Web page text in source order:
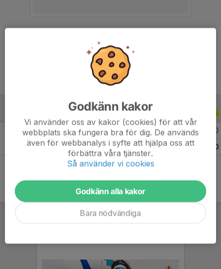
28 år
ALLA ÅR
2026 1 0 0 0
Totalt 1 0 0
Godkänn kakor
Vi använder oss av kakor (cookies) för att vår
webbplats ska fungera bra för dig. De används
även för webbanalys i syfte att hjälpa oss att
förbättra våra tjänster.
Så använder vi cookies
Godkänn alla kakor
Bara nödvändiga